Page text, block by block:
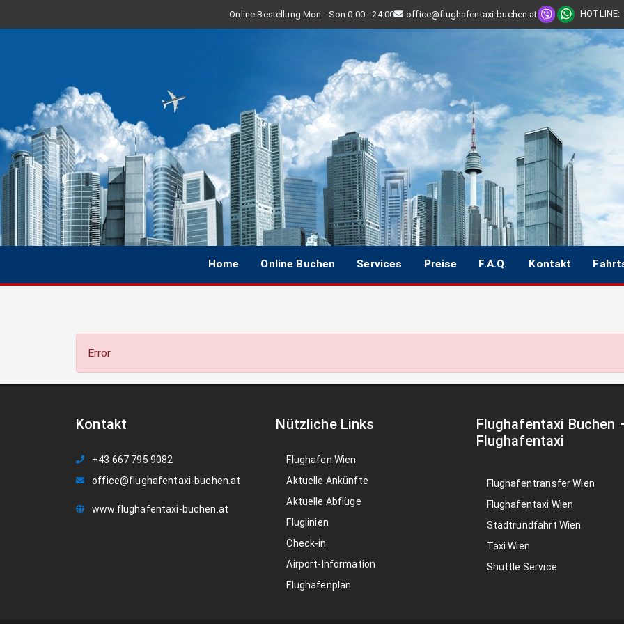
Online Bestellung Mon - Son 0:00 - 24:00 office@flughafentaxi-buchen.at HOTLINE:
Home Online Buchen Services Preise F.A.Q. Kontakt
Error
Kontakt
+43 667 795 9082
office@flughafentaxi-buchen.at
www.flughafentaxi-buchen.at
Nützliche Links
Flughafen Wien
Aktuelle Ankünfte
Aktuelle Abflüge
Fluglinien
Check-in
Airport-Information
Flughafenplan
Flughafentaxi Buchen
Flughafentaxi
Flughafentransfer Wien
Flughafentaxi Wien
Stadtrundfahrt Wien
Taxi Wien
Shuttle Service